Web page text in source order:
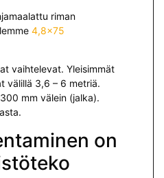
riman
4,8×75
vaihtelevat. Yleisimmät
välillä 3,6 – 6 metriä.
mm välein (jalka).
on